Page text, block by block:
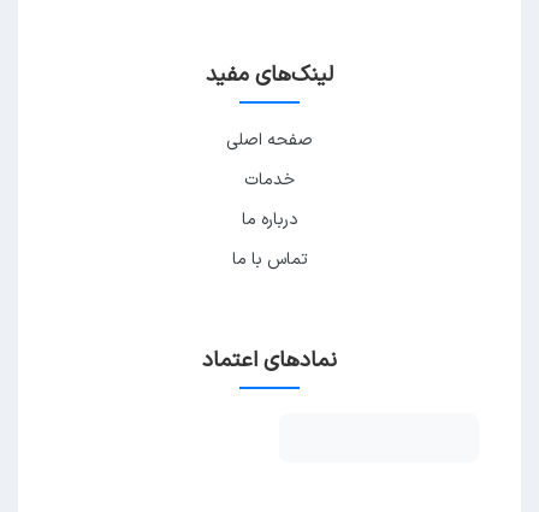
لینک‌های مفید
صفحه اصلی
خدمات
درباره ما
تماس با ما
نمادهای اعتماد